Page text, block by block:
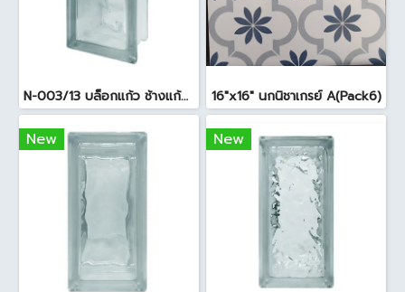
N-003/13 บล็อกแก้ว ช้างแก้ว WOW พริ้วแก้ว ( 24x11.5x8cm ) 16"x16" นกนิชาเกรย์ A(Pack6)
New New